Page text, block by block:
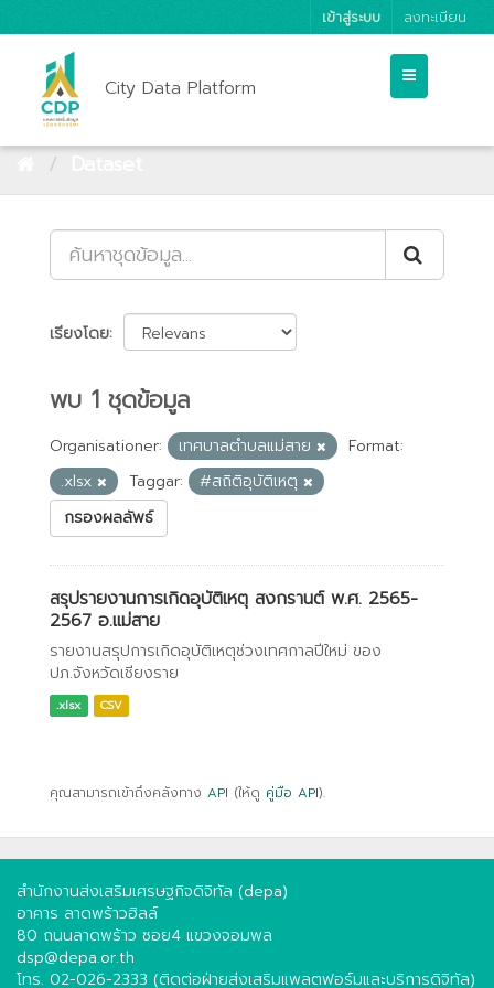
เข้าสู่ระบบ ลงทะเบียน
City Data Platform
เรียงโดย
พบ 1 ชุดข้อมูล
Organisationer: เทศบาลตำบลแม่สาย
Format:
.xlsx
Taggar:
#สถิติอุบัติเหตุ
กรองผลลัพธ์
สรุปรายงานการเกิดอุบัติเหตุ สงกรานต์ พ.ศ. 2565-
2567 อ.แม่สาย
รายงานสรุปการเกิดอุบัติเหตุช่วงเทศกาลปีใหม่ ของ
ปภ.จังหวัดเชียงราย
.xlsx CSV
คุณสามารถเข้าถึงคลังทาง API (ให้ดู คู่มือ API).
สำนักงานส่งเสริมเศรษฐกิจดิจิทัล (depa)
อาคาร ลาดพร้าวฮิลล์
80 ถนนลาดพร้าว ซอย4 แขวงจอมพล
dsp@depa.or.th
โทร. 02-026-2333 (ติดต่อฝ่ายส่งเสริมแพลตฟอร์มและบริการดิจิทัล)